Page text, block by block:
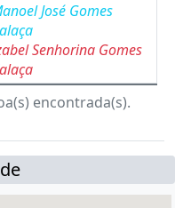
José Gomes
Senhorina Gomes
encontrada(s).